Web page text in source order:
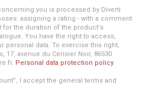
you is processed by Diverti
assigning a rating - with a comment
for the duration of the product's
You have the right to access,
personal data. To exercise this right,
17, avenue du Cerisier Noir, 86530
Personal data protection policy.
I accept the general terms and